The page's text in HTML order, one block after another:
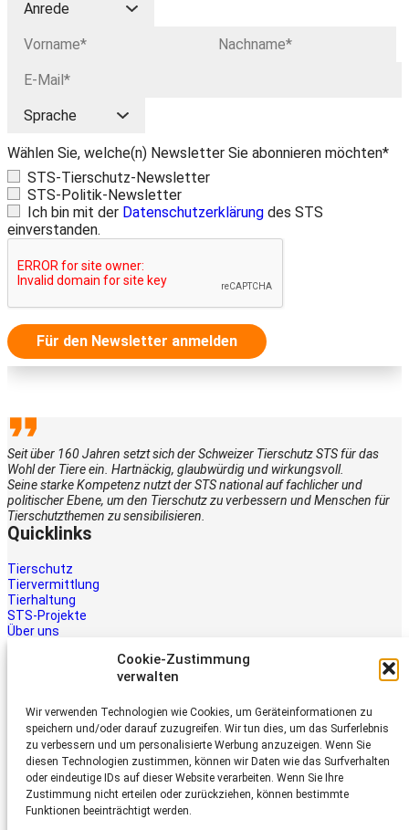
Cookie-Zustimmung
verwalten
Wir verwenden Technologien wie Cookies, um Geräteinformationen zu
speichern und/oder darauf zuzugreifen. Wir tun dies, um das Surferlebnis
zu verbessern und um personalisierte Werbung anzuzeigen. Wenn Sie
diesen Technologien zustimmen, können wir Daten wie das Surfverhalten
oder eindeutige IDs auf dieser Website verarbeiten. Wenn Sie Ihre
Zustimmung nicht erteilen oder zurückziehen, können bestimmte
Funktionen beeinträchtigt werden.
Wählen Sie, welche(n) Newsletter Sie abonnieren möchten*
STS-Tierschutz-Newsletter
STS-Politik-Newsletter
Ich bin mit der Datenschutzerklärung des STS
einverstanden.
Für den Newsletter anmelden
Seit über 160 Jahren setzt sich der Schweizer Tierschutz STS für das
Wohl der Tiere ein. Hartnäckig, glaubwürdig und wirkungsvoll.
Seine starke Kompetenz nutzt der STS national auf fachlicher und
politischer Ebene, um den Tierschutz zu verbessern und Menschen für
Tierschutzthemen zu sensibilisieren.
Quicklinks
Tierschutz
Tiervermittlung
Tierhaltung
STS-Projekte
Über uns
Tiere brauchen Hilfe – auch Ihre.
Unterstützen Sie die Arbeit des
Schweizer Tierschutz STS.
Jetzt spenden
Schweizer Tierschutz STS